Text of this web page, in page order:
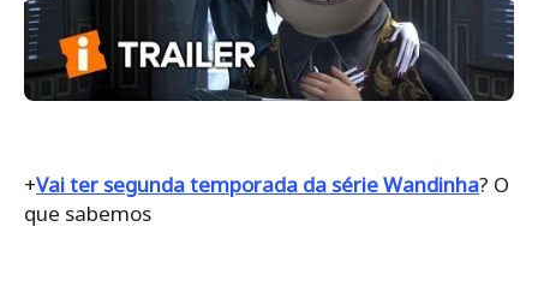
+Vai ter segunda temporada da série Wandinha? O
que sabemos